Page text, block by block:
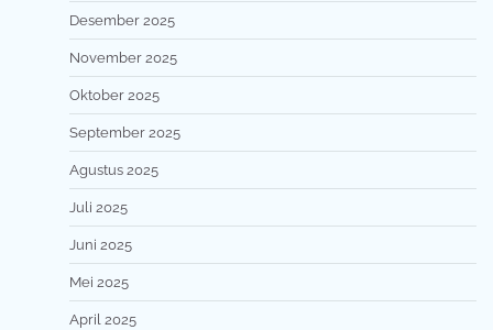
Desember 2025
November 2025
Oktober 2025
September 2025
Agustus 2025
Juli 2025
Juni 2025
Mei 2025
April 2025